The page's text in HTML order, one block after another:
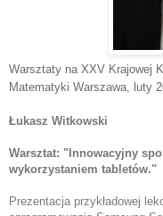
Warsztaty na XXV Krajowej
Matematyki Warszawa , luty
Łukasz Witkowski
Warsztat: "Innowacyjny
wykorzystaniem tabletów."
Prezentacja przykładowej